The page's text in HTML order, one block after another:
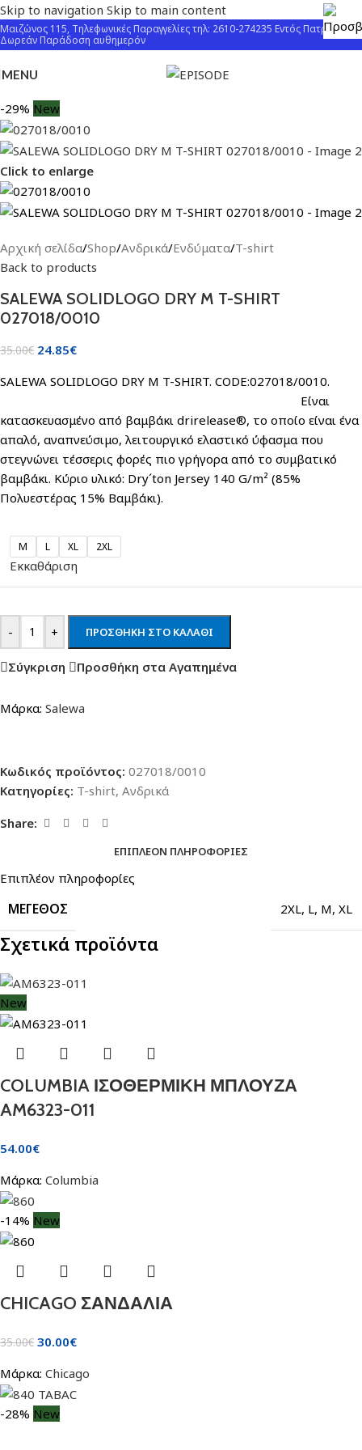
Skip to navigation Skip to main content
Μαιζώνος 115, Τηλεφωνικές Παραγγελίες τηλ: 2610-274235 Εντός Πατρών
Δωρεάν Παράδοση αυθημερόν
MENU
-29% New
Click to enlarge
Αρχική σελίδα/Shop/Ανδρικά/Ενδύματα/T-shirt
Back to products
SALEWA SOLIDLOGO DRY M T-SHIRT
027018/0010
35.00€ 24.85€
SALEWA SOLIDLOGO DRY M T-SHIRT. CODE:027018/0010.
Eίναι
κατασκευασμένο από βαμβάκι drirelease®, το οποίο είναι ένα
απαλό, αναπνεύσιμο, λειτουργικό ελαστικό ύφασμα που
στεγνώνει τέσσερις φορές πιο γρήγορα από το συμβατικό
βαμβάκι. Κύριο υλικό: Dry´ton Jersey 140 G/m² (85%
Πολυεστέρας 15% Βαμβάκι).
M L XL 2XL
Εκκαθάριση
- + ΠΡΟΣΘΉΚΗ ΣΤΟ ΚΑΛΆΘΙ
Σύγκριση Προσθήκη στα Αγαπημένα
Μάρκα: Salewa
Κωδικός προϊόντος: 027018/0010
Κατηγορίες: T-shirt, Ανδρικά
Share:
ΕΠΙΠΛΈΟΝ ΠΛΗΡΟΦΟΡΊΕΣ
Επιπλέον πληροφορίες
ΜΈΓΕΘΟΣ 2XL, L, M, XL
Σχετικά προϊόντα
New
COLUMBIA ΙΣΟΘΕΡΜΙΚΗ ΜΠΛΟΥΖΑ
AM6323-011
54.00€
Μάρκα: Columbia
-14% New
CHICAGO ΣΑΝΔΑΛΙΑ
35.00€ 30.00€
Μάρκα: Chicago
-28% New